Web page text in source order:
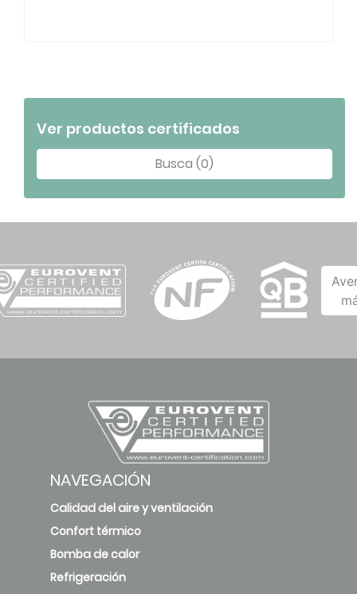
Ver productos certificados
Busca (0)
NAVEGACIÓN
Calidad del aire y ventilación
Confort térmico
Bomba de calor
Refrigeración